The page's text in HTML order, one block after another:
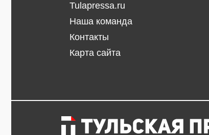
Tulapressa.ru
Наша команда
Контакты
Карта сайта